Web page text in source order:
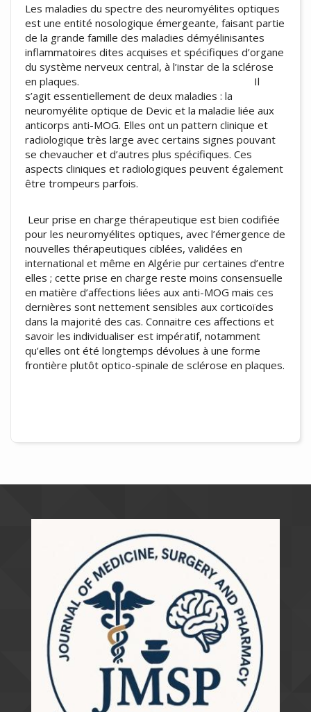
Les maladies du spectre des neuromyélites optiques
est une entité nosologique émergeante, faisant partie
de la grande famille des maladies démyélinisantes
inflammatoires dites acquises et spécifiques d’organe
du système nerveux central, à l’instar de la sclérose
en plaques. Il
s’agit essentiellement de deux maladies : la
neuromyélite optique de Devic et la maladie liée aux
anticorps anti-MOG. Elles ont un pattern clinique et
radiologique très large avec certains signes pouvant
se chevaucher et d’autres plus spécifiques. Ces
aspects cliniques et radiologiques peuvent également
être trompeurs parfois.
Leur prise en charge thérapeutique est bien codifiée
pour les neuromyélites optiques, avec l’émergence de
nouvelles thérapeutiques ciblées, validées en
international et même en Algérie pur certaines d’entre
elles ; cette prise en charge reste moins consensuelle
en matière d’affections liées aux anti-MOG mais ces
dernières sont nettement sensibles aux corticoïdes
dans la majorité des cas. Connaitre ces affections et
savoir les individualiser est impératif, notamment
qu’elles ont été longtemps dévolues à une forme
frontière plutôt optico-spinale de sclérose en plaques.